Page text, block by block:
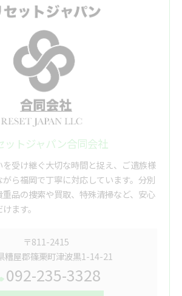
ットジャパン合同会社
受け継ぐ大切な時間と捉え、ご遺族様
ら福岡で丁寧に対応しています。分別
品の捜索や買取、特殊清掃など、安心
ます。
〒811-2415
糟屋郡篠栗町津波黒1-14-21
092-235-3328